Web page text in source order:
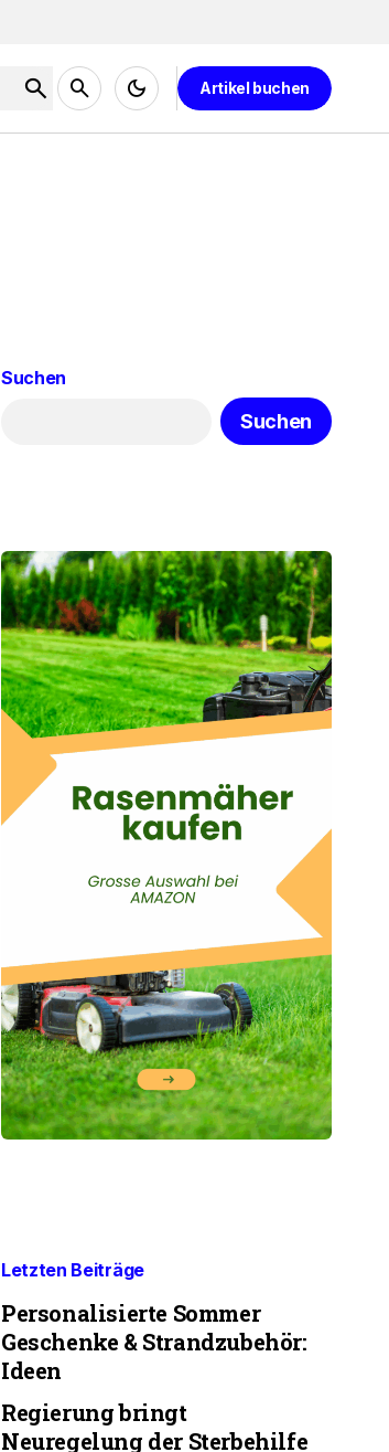
Artikel buchen
Suchen
Suchen
Letzten Beiträge
Personalisierte Sommer
Geschenke & Strandzubehör:
Ideen
Regierung bringt
Neuregelung der Sterbehilfe